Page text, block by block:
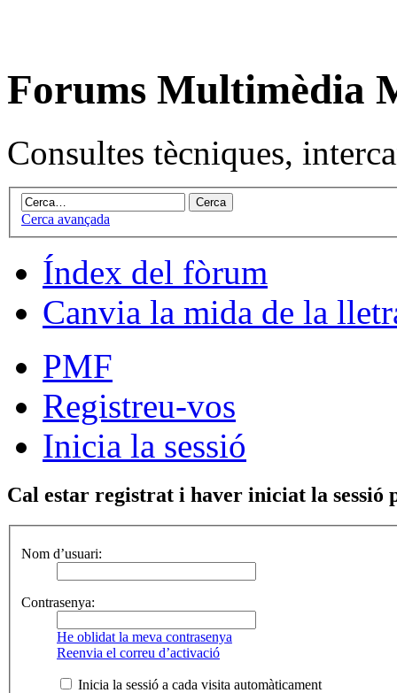
Forums Multimèdia
Consultes tècniques,
Cerca avançada
Índex del fòrum
Canvia la mida de la
PMF
Registreu-vos
Inicia la sessió
Cal estar registrat i haver iniciat la
Nom d’usuari:
Contrasenya:
He oblidat la meva contrasenya
Reenvia el correu d’activació
Inicia la sessió a cada visita automàticament